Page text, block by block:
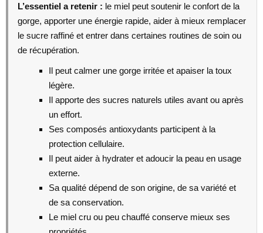
L’essentiel a retenir : le miel peut soutenir le confort de la
gorge, apporter une énergie rapide, aider à mieux remplacer
le sucre raffiné et entrer dans certaines routines de soin ou
de récupération.
Il peut calmer une gorge irritée et apaiser la toux
légère.
Il apporte des sucres naturels utiles avant ou après
un effort.
Ses composés antioxydants participent à la
protection cellulaire.
Il peut aider à hydrater et adoucir la peau en usage
externe.
Sa qualité dépend de son origine, de sa variété et
de sa conservation.
Le miel cru ou peu chauffé conserve mieux ses